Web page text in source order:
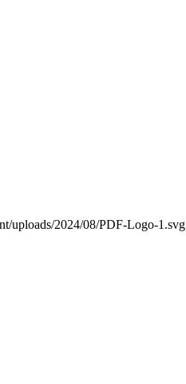
uploads/2024/08/PDF-Logo-1.svg